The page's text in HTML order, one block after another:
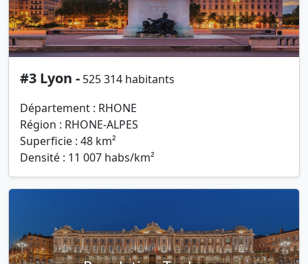
#3 Lyon - 525 314 habitants
Département : RHONE
Région : RHONE-ALPES
Superficie : 48 km²
Densité : 11 007 habs/km²